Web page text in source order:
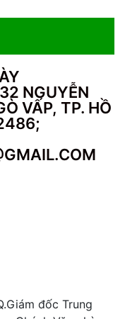
NGUYỄN
VẤP, TP. HỒ
đốc Trung